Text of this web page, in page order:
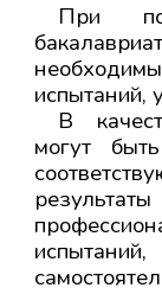
При
испытаний,
В
могут